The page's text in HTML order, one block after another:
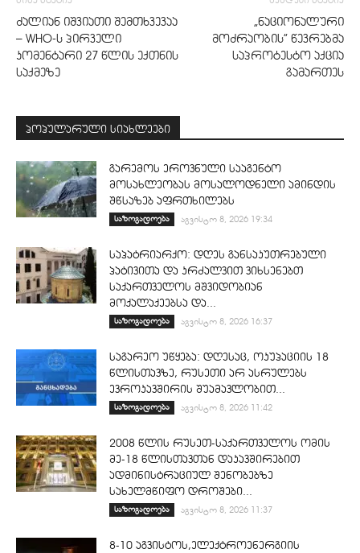
ძალიან იშვიათი შემთხვევაა
– WHO-ს პირველი
კომენტარი 27 წლის ექთნის
საქმეზე
„ნაციონალური
მოძრაობის” წევრებმა
საპროტესტო აქცია
გამართეს
პოპულარული სიახლეები
გარემოს ეროვნული სააგენტო
მოსახლეობას მოსალოდნელი ამინდის
შწსაზებ აფრთხილებს
საზოგადოება აგვისტო 8, 2026 19:34
საპატრიარქო: დღეს განსაკუთრებული
პატივითა და კრძალვით ვიხსენებთ
საქართველოს მშვიდობიან
მოქალაქეებსა და...
საზოგადოება აგვისტო 8, 2026 16:37
საგარეო უწყება: დღესაც, ოკუპაციის 18
წლისთავზე, რუსეთი არ ასრულებს
ევროკავშირის შუამავლობით...
საზოგადოება აგვისტო 8, 2026 11:42
2008 წლის რუსეთ-საქართველოს ომის
მე-18 წლისთავთან დაკავშირებით
ადმინისტრაციულ შენობებზე
სახელმწიფო დროშები...
საზოგადოება აგვისტო 8, 2026 11:37
8-10 აგვისტოს,ელექტროენერგიის